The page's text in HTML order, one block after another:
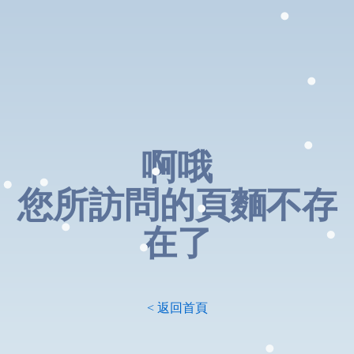
啊哦
您所訪問的頁麵不存
在了
< 返回首頁